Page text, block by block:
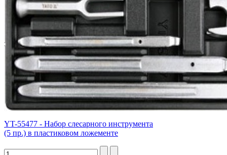
YT-55477 - Набор слесарного инструмента
(5 пр.) в пластиковом ложементе